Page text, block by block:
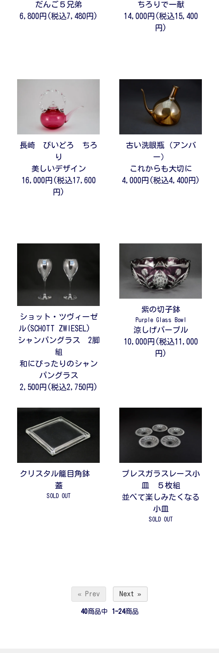
だんご５兄弟
6,800円(税込7,480円)
ちろりで一献
14,000円(税込15,400
円)
長崎 びいどろ ちろ
り
美しいデザイン
16,000円(税込17,600
円)
古い洗眼瓶（アンバ
ー）
これからも大切に
4,000円(税込4,400円)
ショット・ツヴィーゼ
ル(SCHOTT ZWIESEL)
シャンパングラス 2脚
組
和にぴったりのシャン
パングラス
2,500円(税込2,750円)
紫の切子鉢
Purple Glass Bowl
涼しげパープル
10,000円(税込11,000
円)
クリスタル籠目角鉢
蓋
SOLD OUT
プレスガラスレース小
皿 ５枚組
並べて楽しみたくなる
小皿
SOLD OUT
« Prev Next »
40商品中 1-24商品